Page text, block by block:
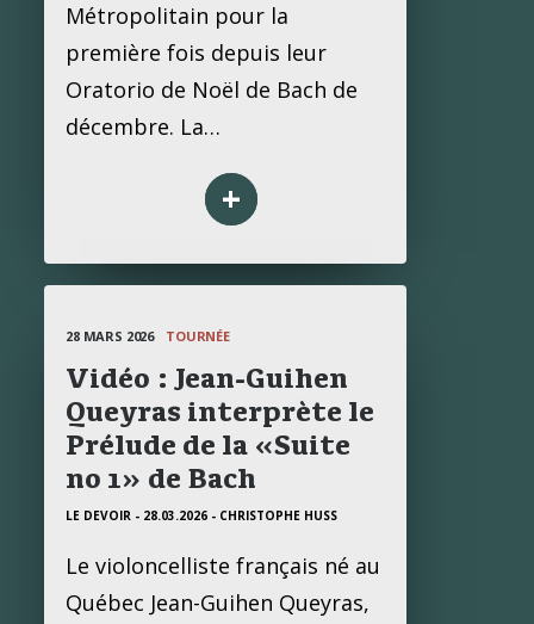
Métropolitain pour la
première fois depuis leur
Oratorio de Noël de Bach de
décembre. La…
+
28 MARS 2026 TOURNÉE
Vidéo : Jean-Guihen
Queyras interprète le
Prélude de la «Suite
no 1» de Bach
LE DEVOIR - 28.03.2026 - CHRISTOPHE HUSS
Le violoncelliste français né au
Québec Jean-Guihen Queyras,